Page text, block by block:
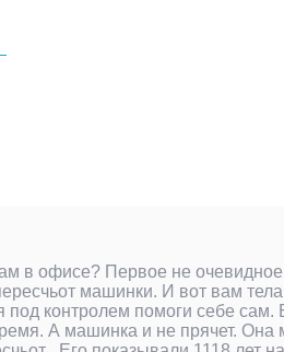
в офисе? Первое не
машинки. И вот вам
контролем помоги себе
А машинка и не прячет.